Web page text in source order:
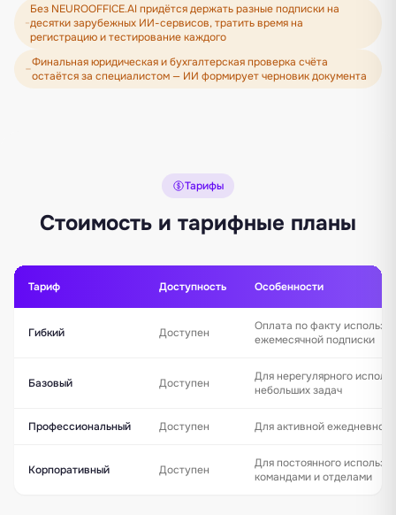
Без NEUROOFFICE.AI придётся держать разные подписки на
десятки зарубежных ИИ-сервисов, тратить время на
регистрацию и тестирование каждого
Финальная юридическая и бухгалтерская проверка счёта
остаётся за специалистом — ИИ формирует черновик документа
Тарифы
Стоимость и тарифные планы
Тариф Доступность Особенности
Гибкий Доступен
Оплата по факту
ежемесячной подписки
Базовый Доступен
Для нерегулярного
небольших задач
Профессиональный Доступен Для активной ежедневной
Корпоративный Доступен
Для постоянного
командами и отделами